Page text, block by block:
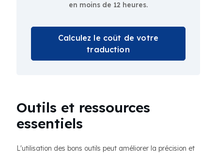
en moins de 12 heures.
Calculez le coût de votre
traduction
Outils et ressources
essentiels
L'utilisation des bons outils peut améliorer la précision et